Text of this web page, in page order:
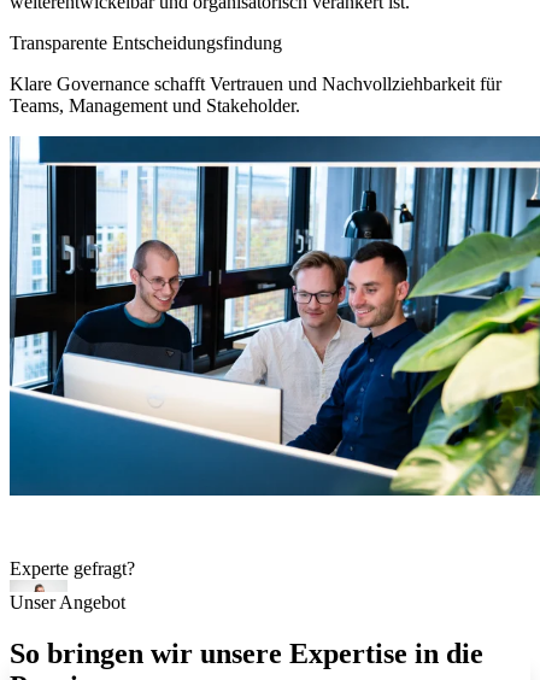
Transparente Entscheidungsfindung
Klare Governance schafft Vertrauen und Nachvollziehbarkeit für
Teams, Management und Stakeholder.
Experte gefragt?
Technischer Leiter
Unser Angebot
So bringen wir unsere Expertise in die